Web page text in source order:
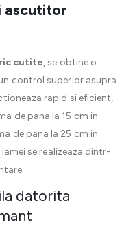
ascutitor
cutite, se obtine o
control superior asupra
rapid si eficient,
de pana la 15 cm in
de pana la 25 cm in
se realizeaza dintr-
datorita